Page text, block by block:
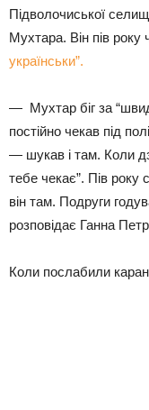
Підволочиської
Мухтара. Він пів
українськи”.
— Мухтар біг за
постійно чекав під
— шукав і там. Коли
тебе чекає”. Пів
він там. Подруги
розповідає Ганна
Коли послабили